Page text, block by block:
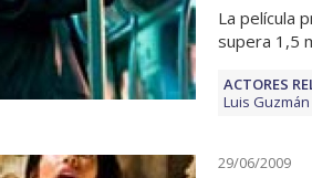
La película
supera 1,5
ACTORES
Luis Guzmán
29/06/2009